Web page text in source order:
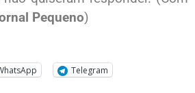
Pequeno)
Telegram